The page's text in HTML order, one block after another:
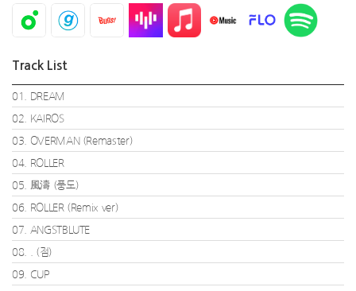
Track List
01. DREAM
02. KAIROS
03. OVERMAN (Remaster)
04. ROLLER
05. 風濤 (풍도)
06. ROLLER (Remix ver)
07. ANGSTBLUTE
08. . (점)
09. CUP